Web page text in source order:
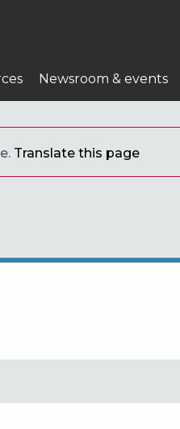
Newsroom & events
Translate this page